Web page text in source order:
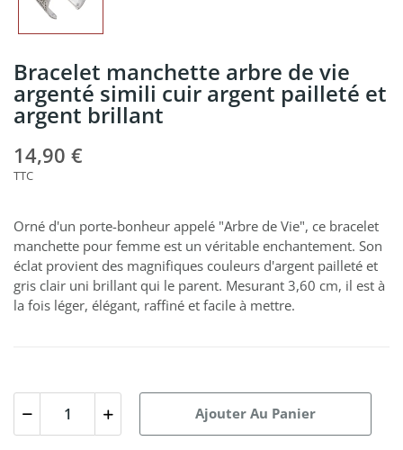
Bracelet manchette arbre de vie
argenté simili cuir argent pailleté et
argent brillant
14,90 €
TTC
Orné d'un porte-bonheur appelé "Arbre de Vie", ce bracelet
manchette pour femme est un véritable enchantement. Son
éclat provient des magnifiques couleurs d'argent pailleté et
gris clair uni brillant qui le parent. Mesurant 3,60 cm, il est à
la fois léger, élégant, raffiné et facile à mettre.
Ajouter Au Panier